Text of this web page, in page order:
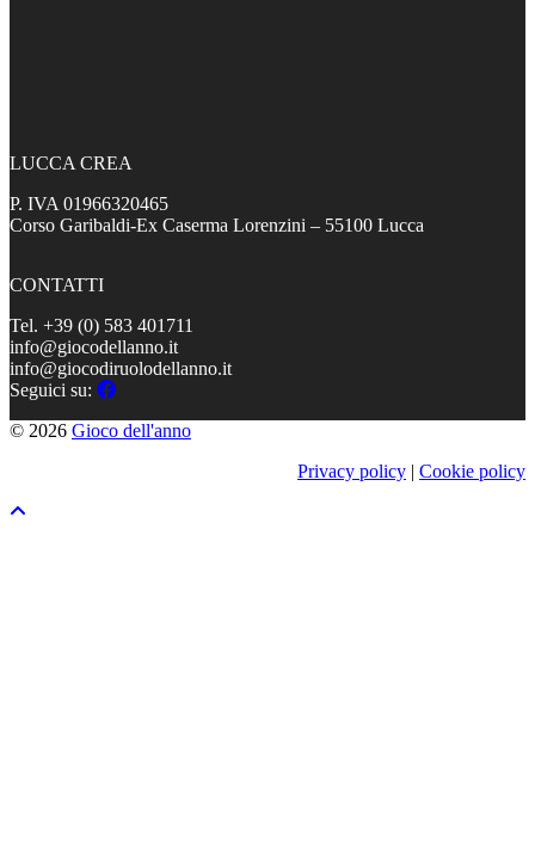
LUCCA CREA
P. IVA 01966320465
Corso Garibaldi-Ex Caserma Lorenzini – 55100 Lucca
CONTATTI
Tel. +39 (0) 583 401711
info@giocodellanno.it
info@giocodiruolodellanno.it
Seguici su:
© 2026 Gioco dell'anno
Privacy policy | Cookie policy